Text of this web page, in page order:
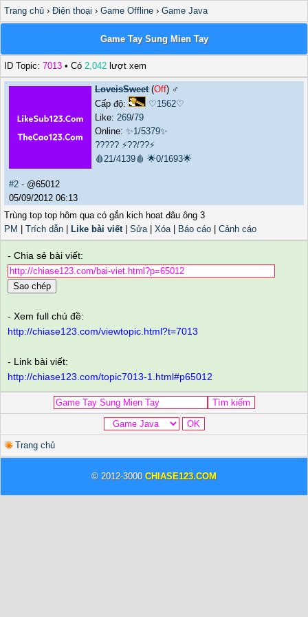
Trang chủ › Điện thoại › Game Offline › Game Java
Game Tay Sung Mien Tay
ID Topic: 7013 • Có 2,042 lượt xem
LoveisSweet(Off) ♂️
Cấp độ:
♡1562♡
Like: 269/79
Online: ✨1/5379✨
????? ⚡??/??⚡
🩸21/4139🩸 🌟0/1693🌟
#2 - @65012
05/09/2012 06:13
Trùng top top hôm qua có gắn kich hoat đâu ông 3
PM
Trích dẫn Like bài viết| Sửa| Xóa| Báo cáo Cảnh cáo
- Chia sẻ bài viết:
Sao chép
- Xem full chủ đề:
http://chiase123.com/viewtopic.html?t=7013
- Link bài viết:
http://chiase123.com/topic7013-1.html#p65012
Trang chủ
© 2012-3000 CHIASE123.COM